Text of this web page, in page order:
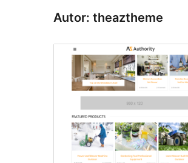
Autor: theaztheme